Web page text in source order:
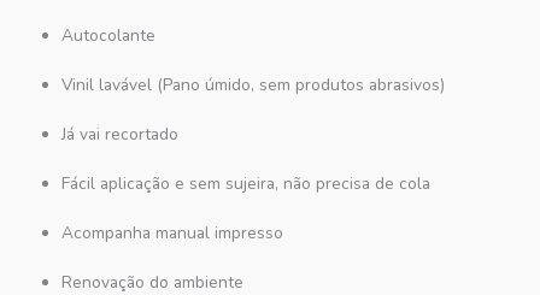
Autocolante
Vinil lavável (Pano úmido, sem produtos abrasivos)
Já vai recortado
Fácil aplicação e sem sujeira, não precisa de cola
Acompanha manual impresso
Renovação do ambiente